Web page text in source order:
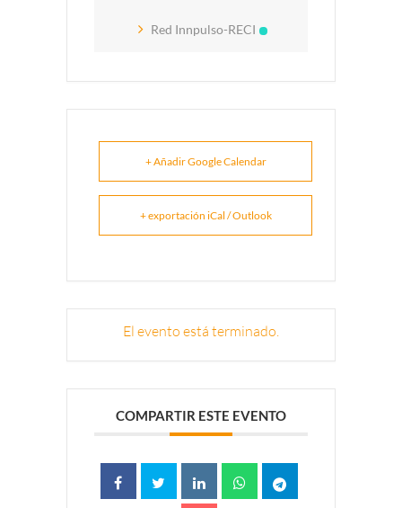
Red Innpulso-RECI
+ Añadir Google Calendar
+ exportación iCal / Outlook
El evento está terminado.
COMPARTIR ESTE EVENTO